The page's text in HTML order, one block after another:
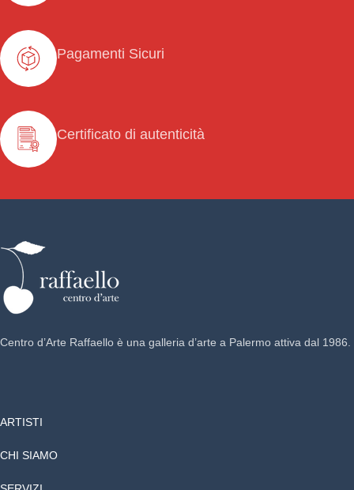
Pagamenti Sicuri
Certificato di autenticità
Centro d’Arte Raffaello è una galleria d’arte a Palermo attiva dal 1986.
ARTISTI
CHI SIAMO